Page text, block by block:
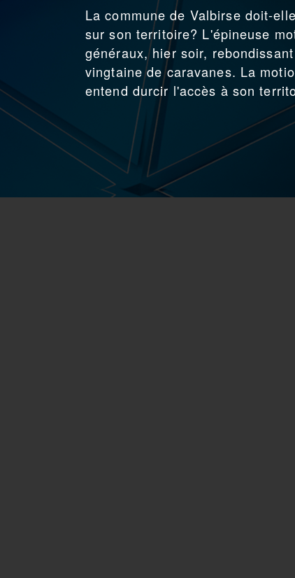
La commune de Valbirse doit-
sur son territoire? L'épineuse
généraux, hier soir,
vingtaine de caravanes. La
entend durcir l'accès à son